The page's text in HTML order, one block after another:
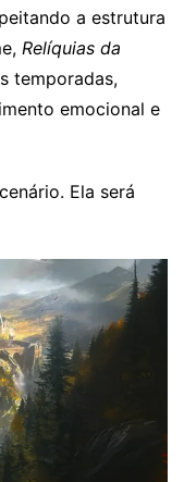
a estrutura
Relíquias da
temporadas,
emocional e
Ela será